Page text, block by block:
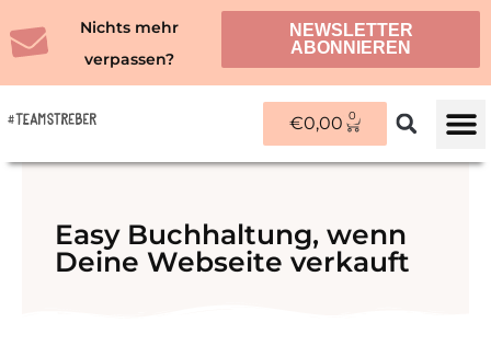
Inhalt
Nichts mehr
verpassen?
NEWSLETTER
ABONNIEREN
€0,00 0
WARENKORB
Easy Buchhaltung, wenn
Deine Webseite verkauft